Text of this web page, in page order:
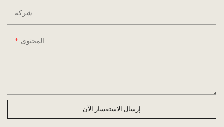
شركة
المحتوى
إرسال الاستفسار الآن